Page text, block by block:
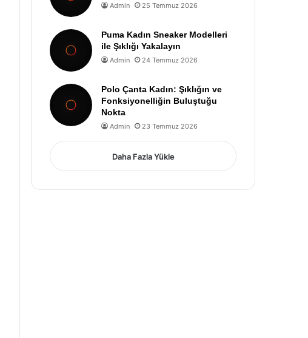
Admin 25 Temmuz 2026
Puma Kadın Sneaker Modelleri
ile Şıklığı Yakalayın
Admin 24 Temmuz 2026
Polo Çanta Kadın: Şıklığın ve
Fonksiyonelliğin Buluştuğu
Nokta
Admin 23 Temmuz 2026
Daha Fazla Yükle